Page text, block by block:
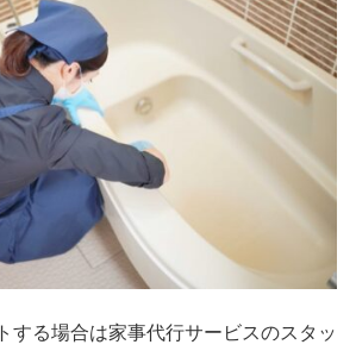
する場合は家事代行サービスのスタッ